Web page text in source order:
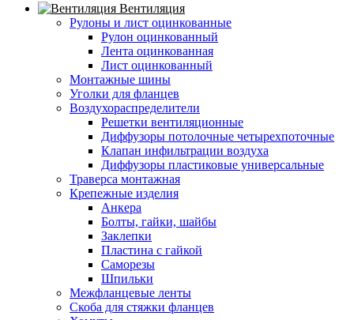
Вентиляция
Рулоны и лист оцинкованные
Рулон оцинкованный
Лента оцинкованная
Лист оцинкованный
Монтажные шины
Уголки для фланцев
Воздухораспределители
Решетки вентиляционные
Диффузоры потолочные четырехпоточные
Клапан инфильтрации воздуха
Диффузоры пластиковые универсальные
Траверса монтажная
Крепежные изделия
Анкера
Болты, гайки, шайбы
Заклепки
Пластина с гайкой
Саморезы
Шпильки
Межфланцевые ленты
Скоба для стяжки фланцев